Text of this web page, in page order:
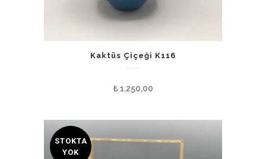
Kaktüs Çiçeği K116
₺1.250,00
STOKTA
YOK